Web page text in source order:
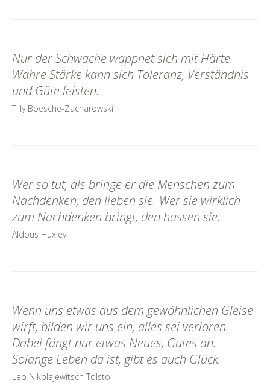
Nur der Schwache wappnet sich mit Härte.
Wahre Stärke kann sich Toleranz, Verständnis
und Güte leisten.
Tilly Boesche-Zacharowski
Wer so tut, als bringe er die Menschen zum
Nachdenken, den lieben sie. Wer sie wirklich
zum Nachdenken bringt, den hassen sie.
Aldous Huxley
Wenn uns etwas aus dem gewöhnlichen Gleise
wirft, bilden wir uns ein, alles sei verloren.
Dabei fängt nur etwas Neues, Gutes an.
Solange Leben da ist, gibt es auch Glück.
Leo Nikolajewitsch Tolstoi